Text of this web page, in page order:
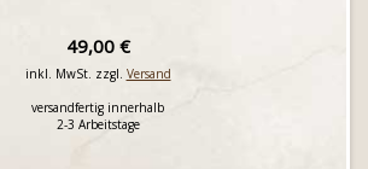
49,00 €
inkl. MwSt. zzgl. Versand
versandfertig innerhalb
2-3 Arbeitstage